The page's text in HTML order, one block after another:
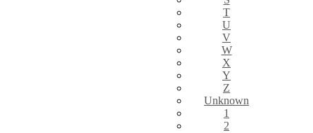
T
U
V
W
X
Y
Z
Unknown
1
2